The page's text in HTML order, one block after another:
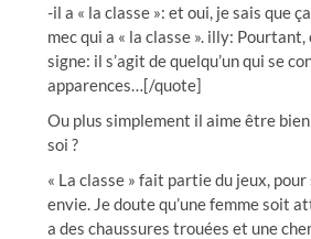
-il a « la classe »: et oui, je sais que
mec qui a « la classe ». illy:
signe: il s’agit de quelqu’un qui se
apparences…[/quote]
Ou plus simplement il aime être
soi ?
« La classe » fait partie du jeux,
envie. Je doute qu’une femme soit
a des chaussures trouées et une